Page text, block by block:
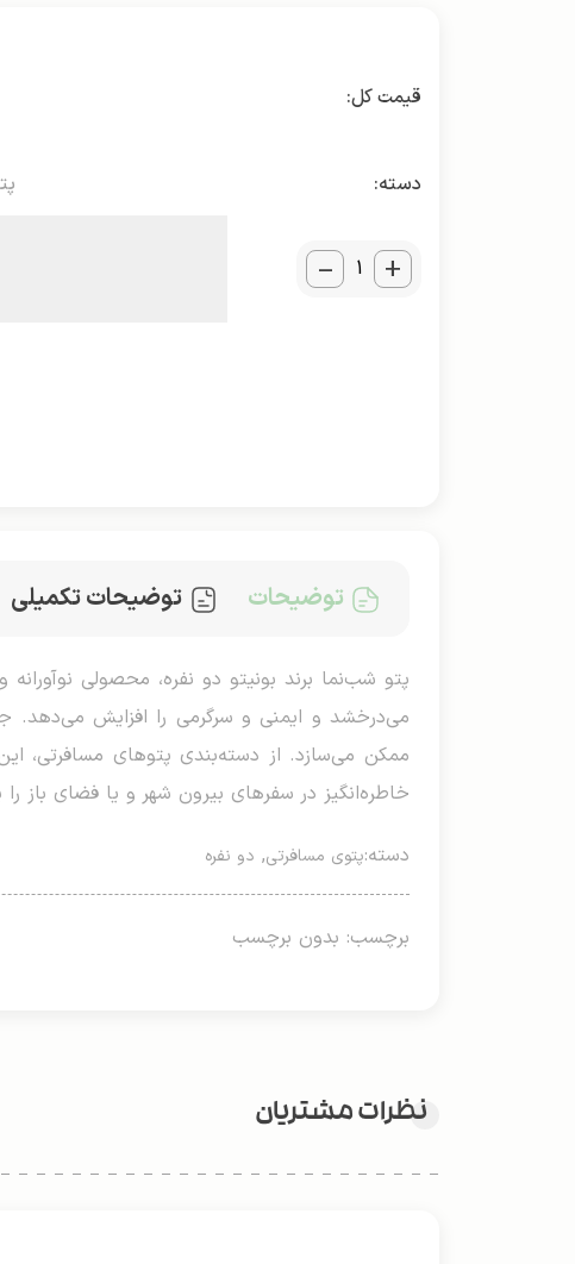
دسته:
_ +
توضیحات توضیحات تکمیلی
می‌درخشد و ایمنی و سرگرمی را افزایش
ممکن می‌سازد. از دسته‌بندی پتوهای مسافرتی،
خاطره‌انگیز در سفرهای بیرون شهر و یا فضای باز
دسته:پتوی مسافرتی, دو نفره
برچسب: بدون برچسب
نظرات مشتریان